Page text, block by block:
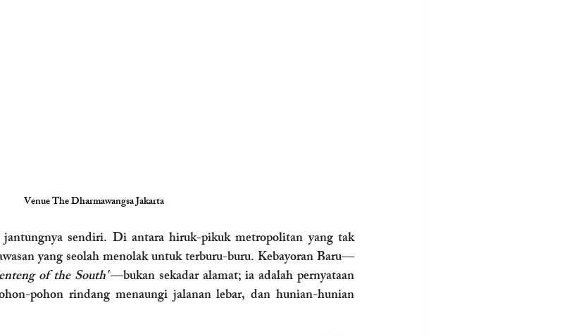
Venue The Dharmawangsa Jakarta
sendiri. Di antara hiruk-pikuk metropolitan yang tak
yang seolah menolak untuk terburu-buru. Kebayoran Baru—
of the South"—bukan sekadar alamat; ia adalah pernyataan
pohon rindang menaungi jalanan lebar, dan hunian-hunian